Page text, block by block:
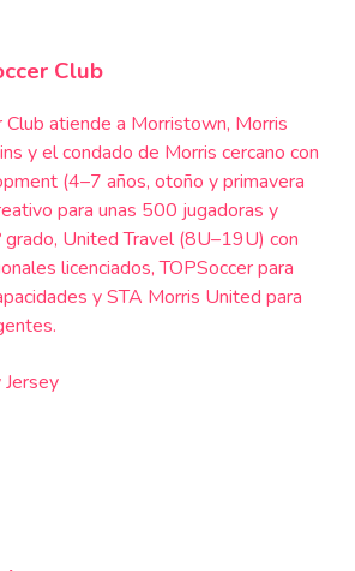
Club
atiende a Morristown, Morris
y el condado de Morris cercano con
(4–7 años, otoño y primavera
para unas 500 jugadoras y
grado, United Travel (8U–19U) con
licenciados, TOPSoccer para
y STA Morris United para